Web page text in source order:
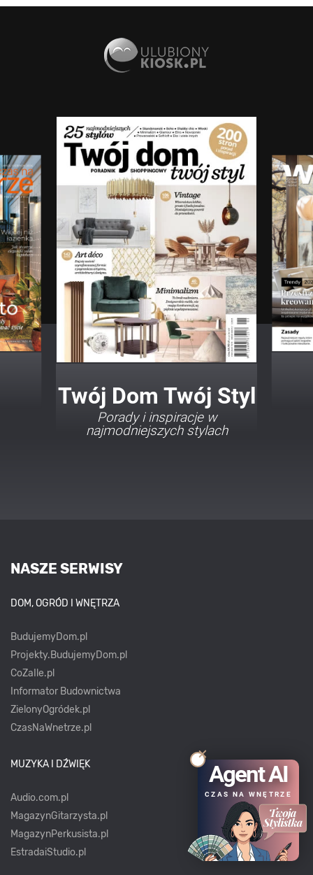
Twój Dom Twój Styl
Porady i inspiracje w
najmodniejszych stylach
NASZE SERWISY
DOM, OGRÓD I WNĘTRZA
BudujemyDom.pl
Projekty.BudujemyDom.pl
CoZaIle.pl
Informator Budownictwa
ZielonyOgródek.pl
CzasNaWnetrze.pl
MUZYKA I DŹWIĘK
Audio.com.pl
MagazynGitarzysta.pl
MagazynPerkusista.pl
EstradaiStudio.pl
Agent AI
CZAS NA WNĘTRZE